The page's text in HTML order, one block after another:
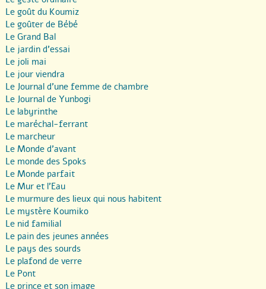
Le goût du Koumiz
Le goûter de Bébé
Le Grand Bal
Le jardin d’essai
Le joli mai
Le jour viendra
Le Journal d’une femme de chambre
Le Journal de Yunbogi
Le labyrinthe
Le maréchal-ferrant
Le marcheur
Le Monde d’avant
Le monde des Spoks
Le Monde parfait
Le Mur et l’Eau
Le murmure des lieux qui nous habitent
Le mystère Koumiko
Le nid familial
Le pain des jeunes années
Le pays des sourds
Le plafond de verre
Le Pont
Le prince et son image